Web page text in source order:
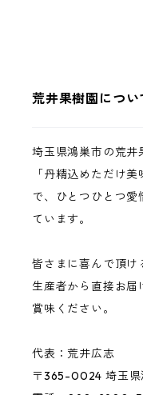
荒井果樹園につい
埼玉県鴻巣市の荒井
「丹精込めただけ
で、ひとつひとつ
ています。
皆さまに喜んで頂け
生産者から直接お届
賞味ください。
代表：荒井広志
〒365-0024 埼玉県